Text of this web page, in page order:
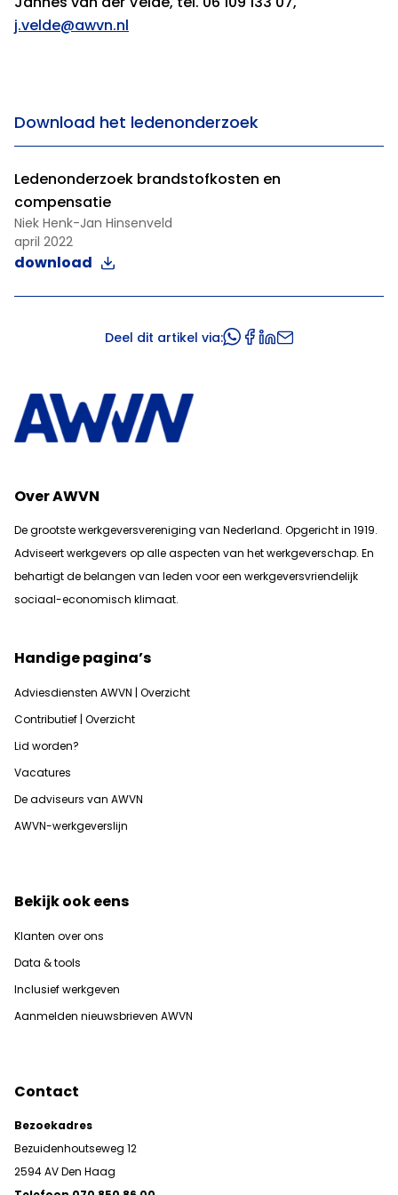
j.velde@awvn.nl
Download het ledenonderzoek
Ledenonderzoek brandstofkosten en
compensatie
Niek Henk-Jan Hinsenveld
april 2022
download
Deel dit artikel via:
Over AWVN
De grootste werkgeversvereniging van Nederland. Opgericht in 1919.
Adviseert werkgevers op alle aspecten van het werkgeverschap. En
behartigt de belangen van leden voor een werkgeversvriendelijk
sociaal-economisch klimaat.
Handige pagina’s
Adviesdiensten AWVN | Overzicht
Contributief | Overzicht
Lid worden?
Vacatures
De adviseurs van AWVN
AWVN-werkgeverslijn
Bekijk ook eens
Klanten over ons
Data & tools
Inclusief werkgeven
Aanmelden nieuwsbrieven AWVN
Contact
Bezoekadres
Bezuidenhoutseweg 12
2594 AV Den Haag